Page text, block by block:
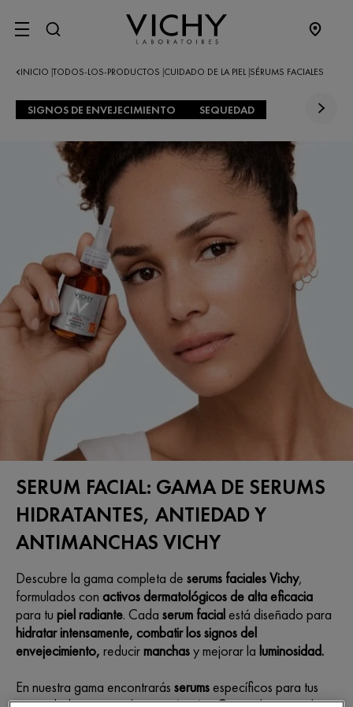
SITE MENU
INICIO TODOS-LOS-PRODUCTOS CUIDADO DE LA PIEL SÉRUMS FACIALES
SIGNOS DE ENVEJECIMIENTO SEQUEDAD
SERUM FACIAL: GAMA DE SERUMS
HIDRATANTES, ANTIEDAD Y
ANTIMANCHAS VICHY
Descubre la gama completa de serums faciales Vichy,
formulados con activos dermatológicos de alta eficacia
para tu piel radiante. Cada serum facialestá diseñado para
hidratar intensamente, combatir los signos del
envejecimiento, reducirmanchasy mejorar la luminosidad.
En nuestra gama encontrarás serumsespecíficos para tus